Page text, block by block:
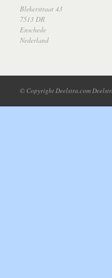
Blekerstraat 43
7513 DR
Enschede
Nederland
© Copyright Deelstra.com